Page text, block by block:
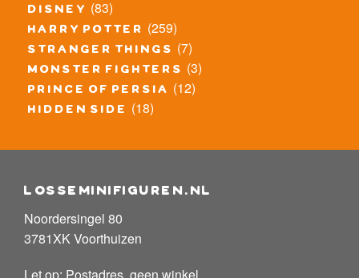
disney (83)
harry potter (259)
stranger things (7)
monster fighters (3)
prince of persia (12)
hidden side (18)
losseminifiguren.nl
Noordersingel 80
3781XK Voorthuizen